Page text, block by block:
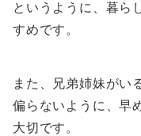
というように、暮ら
すめです。
また、兄弟姉妹がい
偏らないように、早
大切です。